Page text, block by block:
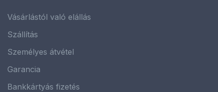
Vásárlástól való elállás
Szállítás
Személyes átvétel
Garancia
Bankkártyás fizetés